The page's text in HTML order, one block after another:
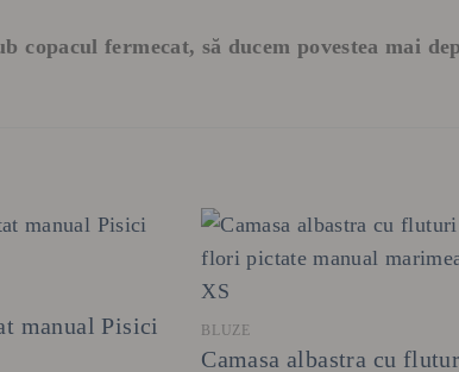
copacul fermecat, să ducem povestea mai
manual Pisici
BLUZE
Camasa albastra cu